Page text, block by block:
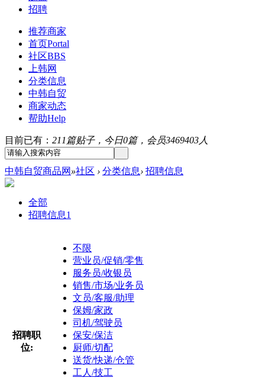
招聘
推荐商家
首页Portal
社区BBS
上韩网
分类信息
中韩自贸
商家动态
帮助Help
目前已有： 211篇贴子，今日0篇，会员3469403人
中韩自贸商品网 »社区 › 分类信息› 招聘信息
全部
招聘信息1
招聘职
位:
不限
营业员/促销/零售
服务员/收银员
销售/市场/业务员
文员/客服/助理
保姆/家政
司机/驾驶员
保安/保洁
厨师/切配
送货/快递/仓管
工人/技工